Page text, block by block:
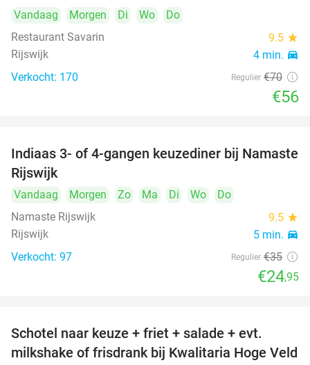
Vandaag Morgen Di Wo
Do
Restaurant Savarin
9.5 star
Rijswijk 4 min. directions_car
Verkocht: 170 Regulier €70
€56
29%
Indiaas 3- of 4-gangen keuzediner bij Namaste
Rijswijk
Vandaag Morgen Zo Ma Di Wo
Do
Namaste Rijswijk
9.5 star
Rijswijk 5 min. directions_car
Verkocht: 97 Regulier €35
€24,95
Schotel naar keuze + friet + salade + evt.
milkshake of frisdrank bij Kwalitaria Hoge Veld